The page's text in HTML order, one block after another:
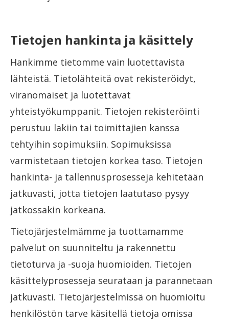
Tietojen hankinta ja käsittely
Hankimme tietomme vain luotettavista
lähteistä. Tietolähteitä ovat rekisteröidyt,
viranomaiset ja luotettavat
yhteistyökumppanit. Tietojen rekisteröinti
perustuu lakiin tai toimittajien kanssa
tehtyihin sopimuksiin. Sopimuksissa
varmistetaan tietojen korkea taso. Tietojen
hankinta- ja tallennusprosesseja kehitetään
jatkuvasti, jotta tietojen laatutaso pysyy
jatkossakin korkeana.
Tietojärjestelmämme ja tuottamamme
palvelut on suunniteltu ja rakennettu
tietoturva ja -suoja huomioiden. Tietojen
käsittelyprosesseja seurataan ja parannetaan
jatkuvasti. Tietojärjestelmissä on huomioitu
henkilöstön tarve käsitellä tietoja omissa